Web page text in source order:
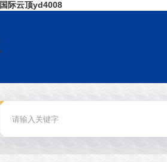
际云顶yd4008